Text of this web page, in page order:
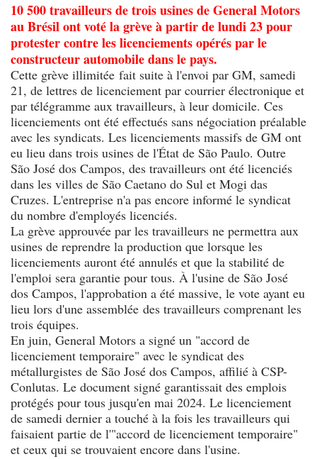
10 500 travailleurs de trois usines de General Motors
au Brésil ont voté la grève à partir de lundi 23 pour
protester contre les licenciements opérés par le
constructeur automobile dans le pays.
Cette grève illimitée fait suite à l'envoi par GM, samedi
21, de lettres de licenciement par courrier électronique et
par télégramme aux travailleurs, à leur domicile. Ces
licenciements ont été effectués sans négociation préalable
avec les syndicats. Les licenciements massifs de GM ont
eu lieu dans trois usines de l'État de São Paulo. Outre
São José dos Campos, des travailleurs ont été licenciés
dans les villes de São Caetano do Sul et Mogi das
Cruzes. L'entreprise n'a pas encore informé le syndicat
du nombre d'employés licenciés.
La grève approuvée par les travailleurs ne permettra aux
usines de reprendre la production que lorsque les
licenciements auront été annulés et que la stabilité de
l'emploi sera garantie pour tous. À l'usine de São José
dos Campos, l'approbation a été massive, le vote ayant eu
lieu lors d'une assemblée des travailleurs comprenant les
trois équipes.
En juin, General Motors a signé un "accord de
licenciement temporaire" avec le syndicat des
métallurgistes de São José dos Campos, affilié à CSP-
Conlutas. Le document signé garantissait des emplois
protégés pour tous jusqu'en mai 2024. Le licenciement
de samedi dernier a touché à la fois les travailleurs qui
faisaient partie de l'"accord de licenciement temporaire"
et ceux qui se trouvaient encore dans l'usine.